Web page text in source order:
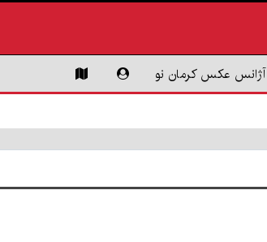
آژانس عکس کرمان نو